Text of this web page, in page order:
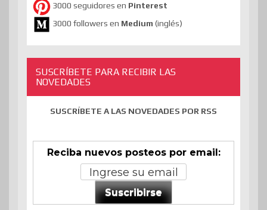
3000 seguidores en Pinterest
3000 followers en Medium (inglés)
SUSCRÍBETE PARA RECIBIR LAS
NOVEDADES
SUSCRÍBETE A LAS NOVEDADES POR RSS
Reciba nuevos posteos por email:
Suscribirse